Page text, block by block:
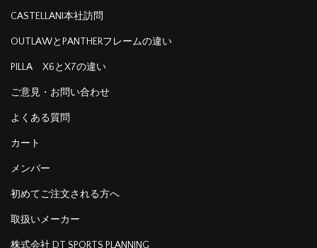
CASTELLANI本社訪問
OUTLAWとPANTHERフレームの違い
PILLA X6とX7の違い
ご意見・お問い合わせ
よくある質問
カート
メンバー
初めてご注文される方へ
取扱いメーカー
株式会社 DT SPORTS PLANNING